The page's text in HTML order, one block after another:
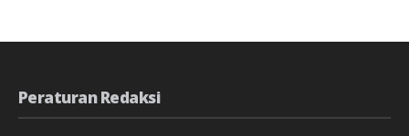
Peraturan Redaksi